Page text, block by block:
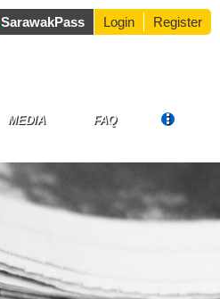
SarawakPass Login Register
MEDIA FAQ